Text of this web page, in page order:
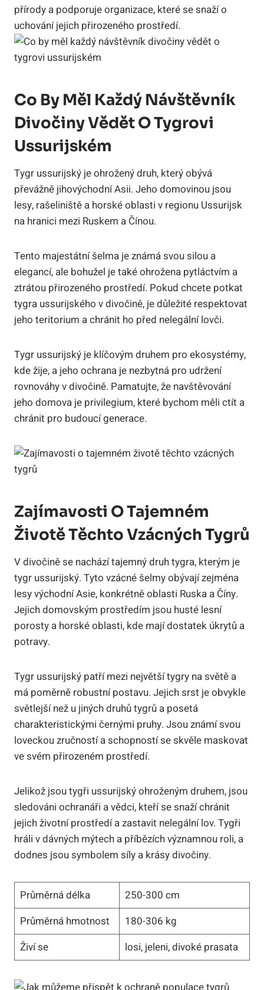
přírody a podporuje organizace, které se snaží o
uchování jejich přirozeného prostředí.
Co By Měl Každý Návštěvník
Divočiny Vědět O Tygrovi
Ussurijském
Tygr ussurijský je ohrožený druh, který obývá
převážně jihovýchodní Asii. Jeho domovinou jsou
lesy, rašeliniště a horské oblasti v regionu Ussurijsk
na hranici mezi Ruskem a Čínou.
Tento majestátní šelma je známá svou silou a
elegancí, ale bohužel je také ohrožena pytláctvím a
ztrátou přirozeného prostředí. Pokud chcete potkat
tygra ussurijského v divočině, je důležité respektovat
jeho teritorium a chránit ho před nelegální lovči.
Tygr ussurijský je klíčovým druhem pro ekosystémy,
kde žije, a jeho ochrana je nezbytná pro udržení
rovnováhy v divočině. Pamatujte, že navštěvování
jeho domova je privilegium, které bychom měli ctít a
chránit pro budoucí generace.
Zajímavosti O Tajemném
Životě Těchto Vzácných Tygrů
V divočině se nachází tajemný druh tygra, kterým je
tygr ussurijský. Tyto vzácné šelmy obývají zejména
lesy východní Asie, konkrétně oblasti Ruska a Číny.
Jejich domovským prostředím jsou husté lesní
porosty a horské oblasti, kde mají dostatek úkrytů a
potravy.
Tygr ussurijský patří mezi největší tygry na světě a
má poměrně robustní postavu. Jejich srst je obvykle
světlejší než u jiných druhů tygrů a posetá
charakteristickými černými pruhy. Jsou známí svou
loveckou zručností a schopností se skvěle maskovat
ve svém přirozeném prostředí.
Jelikož jsou tygři ussurijský ohroženým druhem, jsou
sledováni ochranáři a vědci, kteří se snaží chránit
jejich životní prostředí a zastavit nelegální lov. Tygři
hráli v dávných mýtech a příbězích významnou roli, a
dodnes jsou symbolem síly a krásy divočiny.
Průměrná délka
250-300 cm
Průměrná hmotnost
180-306 kg
Živí se
losi, jeleni, divoké prasata